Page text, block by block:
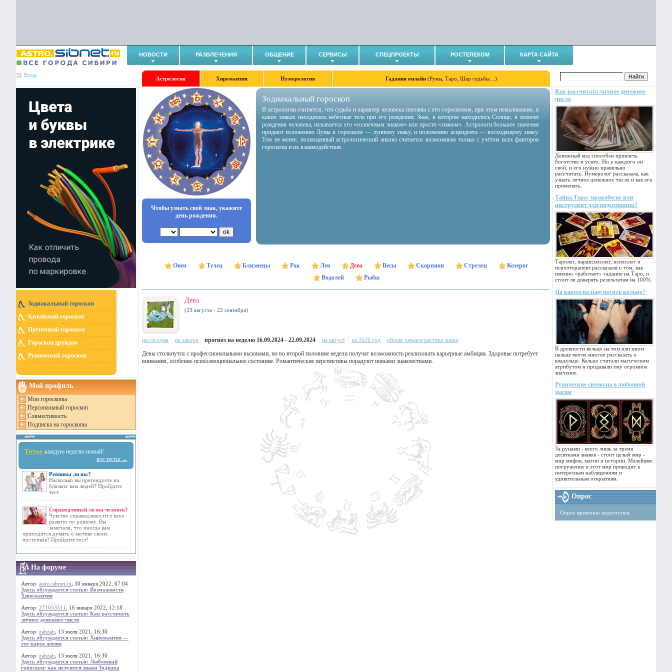
НОВОСТИ РАЗВЛЕЧЕНИЯ ОБЩЕНИЕ СЕРВИСЫ СПЕЦПРОЕКТЫ РОСТЕЛЕКОМ КАРТА САЙТА
Вход
Астрология Хиромантия Нумерология Гадания онлайн (Руны, Таро, Шар судьбы…)
Зодиакальный гороскоп
Китайский гороскоп
Цветочный гороскоп
Гороскоп друидов
Рунический гороскоп
Мой профиль
Мои гороскопы
Персональный гороскоп
Совместимость
Подписка на гороскопы
Тесты: каждую неделю новый!
все тесты →
Ревнивы ли вы?
Насколько вы претендуете на
близких вам людей? Пройдите
тест.
Справедливый ли вы человек?
Чувство справедливости у всех
развито по разному. Вы
замечали, что иногда вам
приходится думать о мотиве своих
поступков? Пройдите тест!
На форуме
Автор: astro.sibnet.ru , 30 января 2022, 07:04
Здесь обсуждается статья: Возможности
Хиромантии
Автор: 271033511
, 16 января 2022, 12:18
Здесь обсуждается статья: Как рассчитать
личное денежное число
Автор: zabzab , 13 июля 2021, 16:30
Здесь обсуждается статья: Хиромантия —
это карта жизни
Автор: zabzab , 13 июля 2021, 16:30
Здесь обсуждается статья: Любовный
гороскоп: как целуются знаки Зодиака
Как рассчитать личное денежное
число
Денежный код способен привлечь
богатство и успех. Но у каждого он
свой, и его нужно правильно
рассчитать. Нумеролог рассказала, как
узнать личное денежное число и как его
применять.
Тайна Таро: мракобесие или
инструмент для подсознания?
Таролог, парапсихолог, психолог и
психотерапевт рассказали о том, как
именно «работает» гадание на Таро, и
стоит ли доверять результатам на 100%.
На каком пальце носить кольцо?
В древности кольцо на том или ином
пальце могло многое рассказать о
владельце. Кольцо считали магическим
атрибутом и придавали ему огромное
значение.
Рунические символы в любовной
магии
За рунами - всего лишь за тремя
десятками знаков - стоит целый мир -
мир мифов, магии и истории. Малейшее
погружение в этот мир приводит к
интересным наблюдениям и
удивительным открытиям.
Опрос
Опрос временно недоступен.
Чтобы узнать свой знак, укажите
день рождения.
Зодиакальный гороскоп
В астрологии считается, что судьба и характер человека связаны с его гороскопом, при этом немаловажно, в
каких знаках находились небесные тела при его рождении. Знак, в котором находилось Солнце, в момент
рождения человека, называется его «солнечным знаком» или просто «знаком». Астрологи большое значение
придают положению Луны в гороскопе — лунному знаку, и положению асцендента — восходящему знаку.
Тем не менее, полноценный астрологический анализ считается возможным только с учётом всех факторов
гороскопа и их взаимодействия.
Овен Телец Близнецы Рак Лев Дева Весы Скорпион Стрелец
Козерог
Водолей
Рыбы
Дева
(23 августа - 22 сентября)
на сегодня на завтра прогноз на неделю 16.09.2024 - 22.09.2024 на август на 2026 год
общая характеристика знака
Девы столкнутся с профессиональными вызовами, но во второй половине недели получат возможность реализовать карьерные амбиции. Здоровье потребует
внимания, особенно психоэмоциональное состояние. Романтические перспективы порадуют новыми знакомствами.